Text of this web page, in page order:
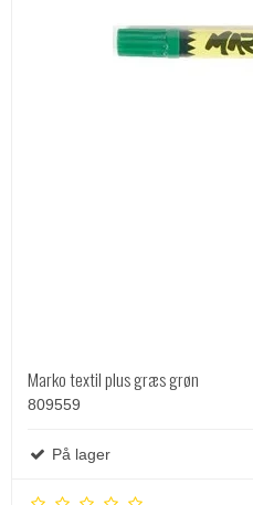
Marko textil plus græs grøn
809559
På lager